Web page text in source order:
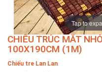
Tap to
CHIẾU TRÚC MẮT
100X190CM (1M)
Chiếu tre Lan Lan